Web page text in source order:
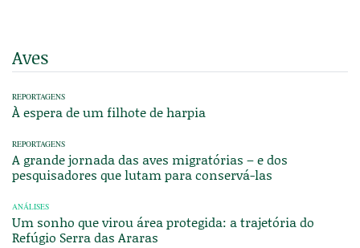
Aves
REPORTAGENS
À espera de um filhote de harpia
REPORTAGENS
A grande jornada das aves migratórias – e dos
pesquisadores que lutam para conservá-las
ANÁLISES
Um sonho que virou área protegida: a trajetória do
Refúgio Serra das Araras